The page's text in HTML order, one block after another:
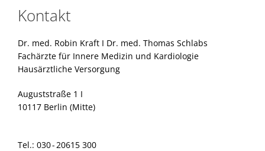
Kontakt
Dr. med. Robin Kraft I Dr. med. Thomas Schlabs
Fachärzte für Innere Medizin und Kardiologie
Hausärztliche Versorgung
Auguststraße 1 I
10117 Berlin (Mitte)
Tel.: 030 - 20615 300